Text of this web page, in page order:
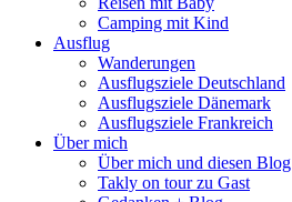
Camping mit Kind
Ausflug
Wanderungen
Ausflugsziele Deutschland
Ausflugsziele Dänemark
Ausflugsziele Frankreich
Über mich
Über mich und diesen Blog
Takly on tour zu Gast